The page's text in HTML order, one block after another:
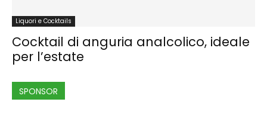
Liquori e Cocktails
Cocktail di anguria analcolico, ideale
per l’estate
SPONSOR